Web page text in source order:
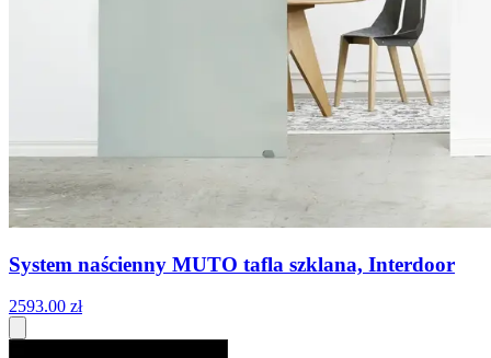
System naścienny MUTO tafla szklana, Interdoor
2593.00 zł